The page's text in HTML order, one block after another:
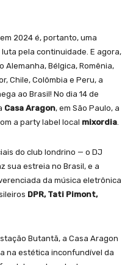
2024 é, portanto, uma
pela continuidade. E agora,
Alemanha, Bélgica, Romênia,
Chile, Colômbia e Peru, a
ao Brasil! No dia 14 de
Casa Aragon, em São Paulo, a
a party label local mixordia
do club londrino — o DJ
sua estreia no Brasil, e a
da música eletrônica
DPR, Tati Pimont,
Butantã, a Casa Aragon
na estética inconfundível da